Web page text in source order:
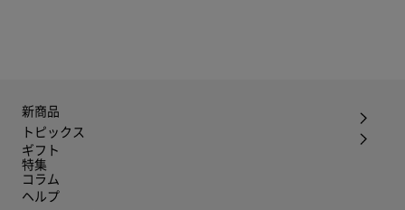
新商品
トピックス
ギフト
特集
コラム
ヘルプ